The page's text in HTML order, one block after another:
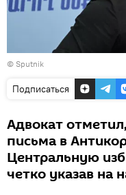
© Sputnik
Подписаться
Адвокат
письма в
Центральную
четко указав на